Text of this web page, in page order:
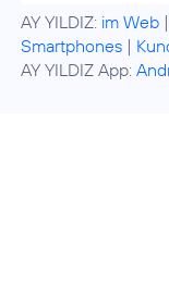
AY YILDIZ: im Web
Smartphones |
AY YILDIZ App: